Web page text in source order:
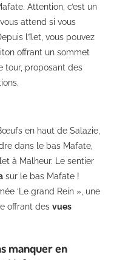
Attention, c’est un
attend si vous
l’îlet, vous pouvez
offrant un sommet
tour, proposant des
en haut de Salazie,
dans le bas Mafate,
à Malheur. Le sentier
sur le bas Mafate !
‘Le grand Rein », une
offrant des vues
manquer en